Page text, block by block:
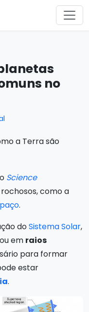
no
Science
como a
.
doSistema Solar,
em raios
para formar
estar
.